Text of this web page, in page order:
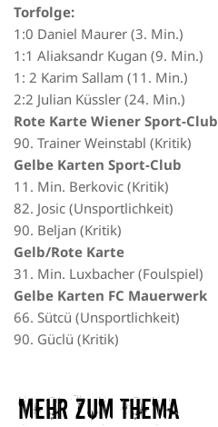
Torfolge:
1:0 Daniel Maurer (3. Min.)
1:1 Aliaksandr Kugan (9. Min.)
1: 2 Karim Sallam (11. Min.)
2:2 Julian Küssler (24. Min.)
Rote Karte Wiener Sport-Club
90. Trainer Weinstabl (Kritik)
Gelbe Karten Sport-Club
11. Min. Berkovic (Kritik)
82. Josic (Unsportlichkeit)
90. Beljan (Kritik)
Gelb/Rote Karte
31. Min. Luxbacher (Foulspiel)
Gelbe Karten FC Mauerwerk
66. Sütcü (Unsportlichkeit)
90. Güclü (Kritik)
Mehr zum Thema​